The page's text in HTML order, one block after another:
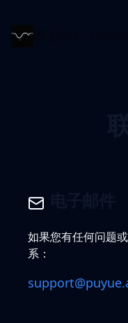
如果您有任何问题
系：